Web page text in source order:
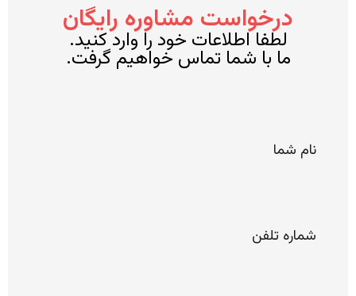
درخواست مشاوره رایگان
لطفا اطلاعات خود را وارد کنید.
ما با شما تماس خواهیم گرفت.
شما
تلفن